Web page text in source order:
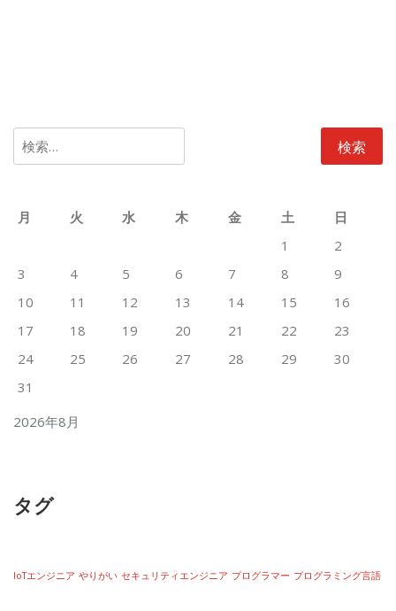
検
索:
2026年8月
月 火 水 木 金 土
日
1
2
3
4 5 6 7 8
9
10
11 12 13 14 15
16
17
18 19 20 21 22
23
24
25 26 27 28 29
30
31
タグ
IoTエンジニア やりがい セキュリティエンジニア プログラマー プログラミング言語